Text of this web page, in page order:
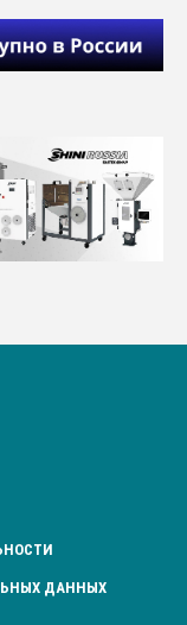
ДАННЫХ